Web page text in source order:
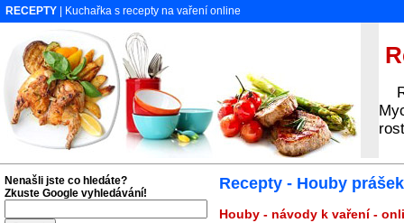
RECEPTY | Kuchařka s recepty na vaření online
Recepty - Houby
Houby - návody k vaření -
Nenašli jste co hledáte?
Zkuste Google vyhledávání!